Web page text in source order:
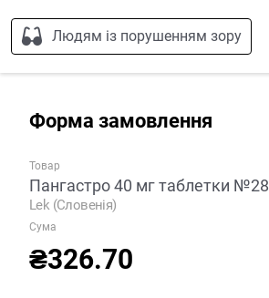
Людям із порушенням зору
Форма замовлення
Товар
Пангастро 40 мг таблетки №28
Lek (Словенія)
Сума
₴326.70